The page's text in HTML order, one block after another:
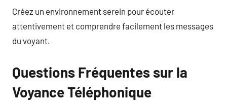
Créez un environnement serein pour écouter
attentivement et comprendre facilement les messages
du voyant.
Questions Fréquentes sur la
Voyance Téléphonique